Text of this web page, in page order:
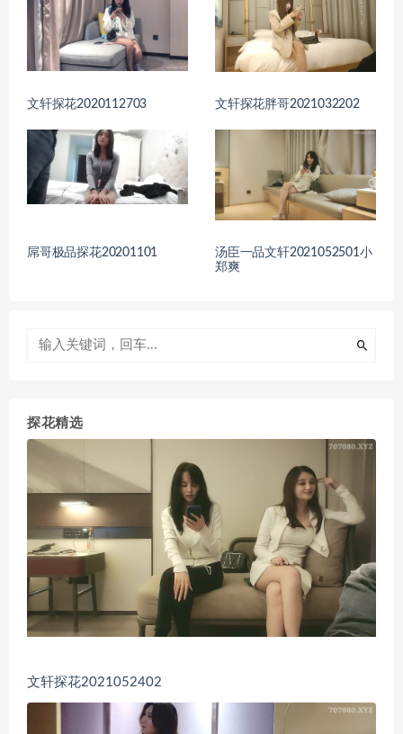
文轩探花2020112703 文轩探花胖哥2021032202
屌哥极品探花20201101
汤臣一品文轩2021052501小
郑爽
探花精选
文轩探花2021052402